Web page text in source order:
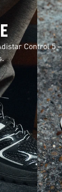
Control 5 –